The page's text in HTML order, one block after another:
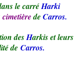
le carréHarki
cimetièredeCarros.
desHarkis et leurs
de Carros.